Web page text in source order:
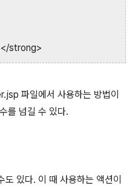
strong>
파일에서 사용하는 방법이
를 넘길 수 있다.
있다. 이 때 사용하는 액션이